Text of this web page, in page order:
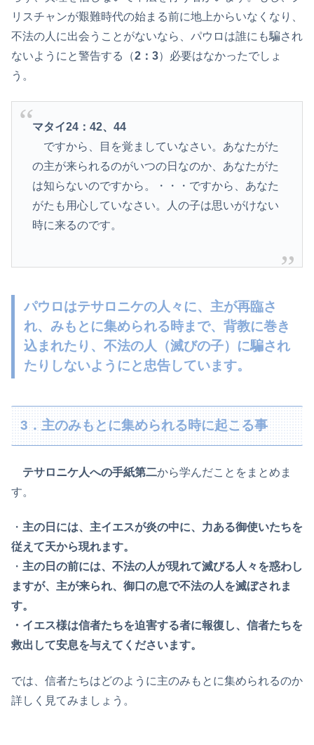
リスチャンが艱難時代の始まる前に地上からいなくなり、
不法の人に出会うことがないなら、パウロは誰にも騙され
ないようにと警告する（2：3）必要はなかったでしょ
う。
マタイ24：42、44
ですから、目を覚ましていなさい。あなたがた
の主が来られるのがいつの日なのか、あなたがた
は知らないのですから。・・・ですから、あなた
がたも用心していなさい。人の子は思いがけない
時に来るのです。
パウロはテサロニケの人々に、主が再臨さ
れ、みもとに集められる時まで、背教に巻き
込まれたり、不法の人（滅びの子）に騙され
たりしないようにと忠告しています。
3．主のみもとに集められる時に起こる事
テサロニケ人への手紙第二から学んだことをまとめま
す。
・ 主の日には、主イエスが炎の中に、力ある御使いたちを
従えて天から現れます。
・ 主の日の前には、不法の人が現れて滅びる人々を惑わし
ますが、主が来られ、御口の息で不法の人を滅ぼされま
す。
・イエス様は信者たちを迫害する者に報復し、信者たちを
救出して安息を与えてくださいます。
では、信者たちはどのように主のみもとに集められるのか
詳しく見てみましょう。